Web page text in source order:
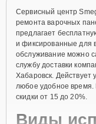
Сервисный центр
ремонта варочных
предлагает
и фиксированные для
обслуживание можно
службу доставки
Хабаровск. Действует
любое удобное
скидки от 15 до 20%.
Виды